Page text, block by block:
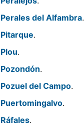
Perales del Alfambra.
Pitarque.
Plou.
Pozondón.
Pozuel del Campo.
Puertomingalvo.
Ráfales.